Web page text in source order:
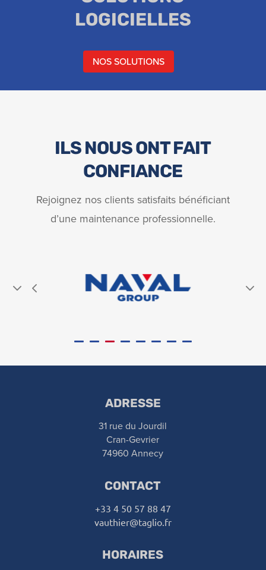
LOGICIELLES
NOS SOLUTIONS
ILS NOUS ONT FAIT
CONFIANCE
Rejoignez nos clients satisfaits bénéficiant
d’une maintenance professionnelle.
ADRESSE
31 rue du Jourdil
Cran-Gevrier
74960 Annecy
CONTACT
+33 4 50 57 88 47
vauthier@taglio.fr
HORAIRES